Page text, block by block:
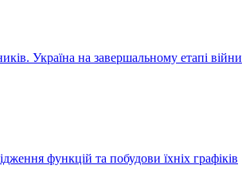
Україна на завершальному етапі війни
функцій та побудови їхніх графіків